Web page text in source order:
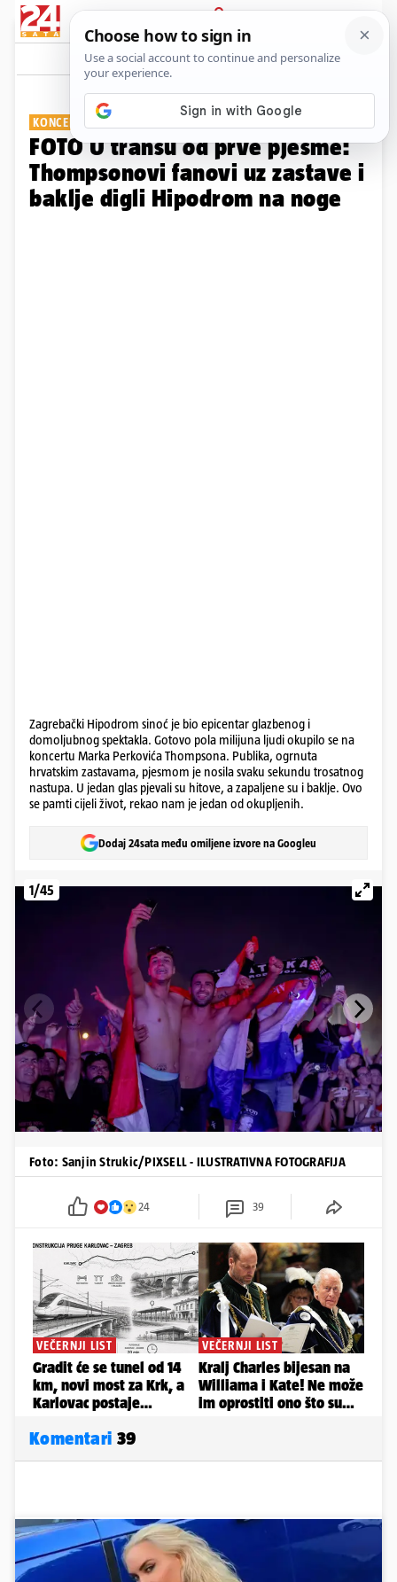
PRIJAVA
Galerija Komentari
KONCERT ZA PAMĆENJE
FOTO U transu od prve pjesme:
Thompsonovi fanovi uz zastave i
baklje digli Hipodrom na noge
Zagrebački Hipodrom sinoć je bio epicentar glazbenog i
domoljubnog spektakla. Gotovo pola milijuna ljudi okupilo se na
koncertu Marka Perkovića Thompsona. Publika, ogrnuta
hrvatskim zastavama, pjesmom je nosila svaku sekundu trosatnog
nastupa. U jedan glas pjevali su hitove, a zapaljene su i baklje. Ovo
se pamti cijeli život, rekao nam je jedan od okupljenih.
Dodaj 24sata među omiljene izvore na Googleu
1/45
Foto: Sanjin Strukic/PIXSELL - ILUSTRATIVNA FOTOGRAFIJA
24 39
Komentari 39